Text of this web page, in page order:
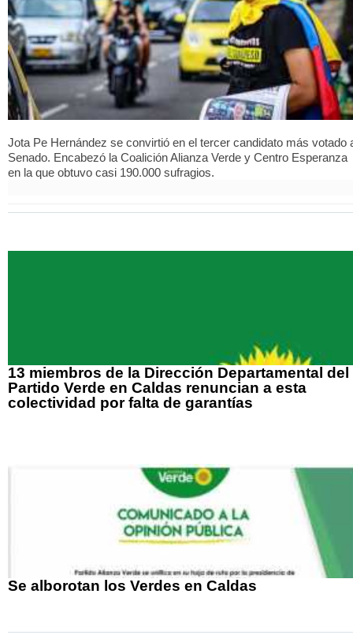
Jota Pe Hernández se convirtió en el tercer candidato más votado
Senado. Encabezó la Coalición Alianza Verde y Centro Esperanza
en la que obtuvo casi 190.000 sufragios.
13 miembros de la Dirección Departamental del
Partido Verde en Caldas renuncian a esta
colectividad por falta de garantías
Se alborotan los Verdes en Caldas